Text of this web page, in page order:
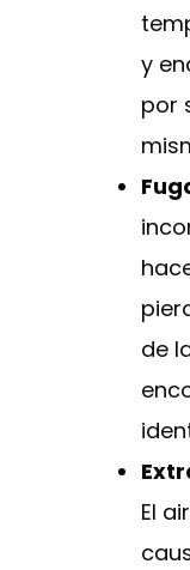
y
por
de
El